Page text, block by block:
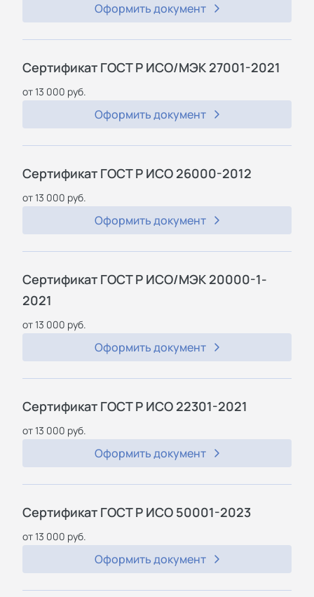
Оформить документ
Сертификат ГОСТ Р ИСО/МЭК 27001-2021
от 13 000 руб.
Оформить документ
Сертификат ГОСТ Р ИСО 26000-2012
от 13 000 руб.
Оформить документ
Сертификат ГОСТ Р ИСО/МЭК 20000-1-
2021
от 13 000 руб.
Оформить документ
Сертификат ГОСТ Р ИСО 22301-2021
от 13 000 руб.
Оформить документ
Сертификат ГОСТ Р ИСО 50001-2023
от 13 000 руб.
Оформить документ